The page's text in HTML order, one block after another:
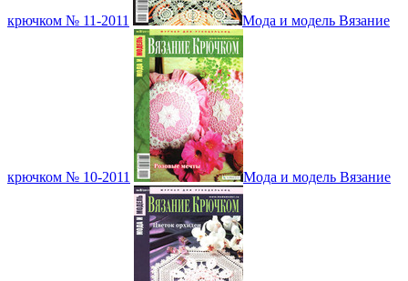
крючком № 11-2011 Мода и модель Вязание
крючком № 10-2011 Мода и модель Вязание